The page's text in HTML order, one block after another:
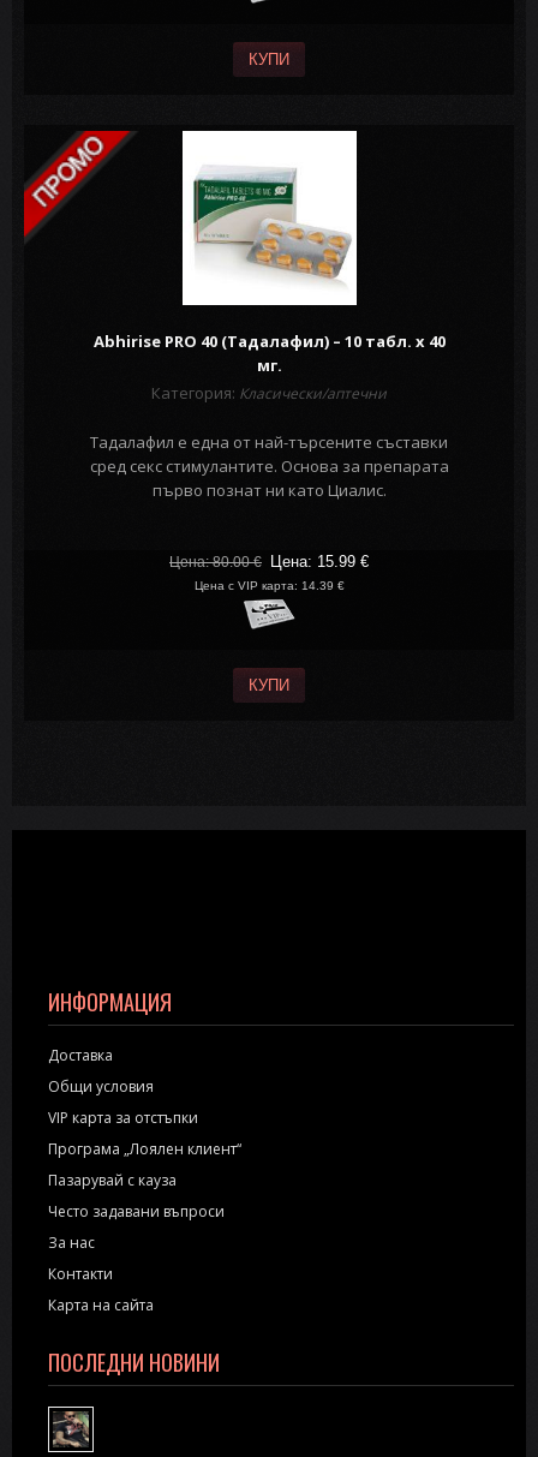
КУПИ
Abhirise PRO 40 (Tадалафил) – 10 табл. х 40
мг.
Категория: Класически/аптечни
Тадалафил е една от най-търсените съставки
сред секс стимулантите. Основа за препарата
първо познат ни като Циалис.
Цена: 80.00€ Цена: 15.99 €
Цена с VIP карта: 14.39 €
КУПИ
ИНФОРМАЦИЯ
Доставка
Общи условия
VIP карта за отстъпки
Програма „Лоялен клиент“
Пазарувай с кауза
Често задавани въпроси
За нас
Контакти
Карта на сайта
ПОСЛЕДНИ НОВИНИ